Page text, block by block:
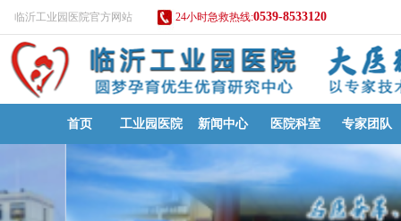
临沂工业园医院官方网站 24小时急救热线:0539-8533120
首页 工业园医院 新闻中心 医院科室 专家团队